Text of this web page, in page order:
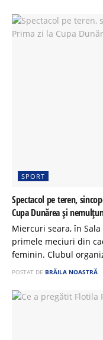
SPORT
Spectacol pe teren,
Cupa Dunărea și
Miercuri seara, în
primele meciuri din
feminin. Clubul
POSTAT DE BRĂILA NOASTRĂ